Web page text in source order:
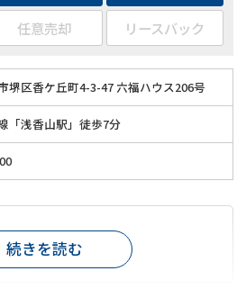
任意売却 リースバック
堺区香ケ丘町4-3-47 六福ハウス206号
「浅香山駅」徒歩7分
続きを読む